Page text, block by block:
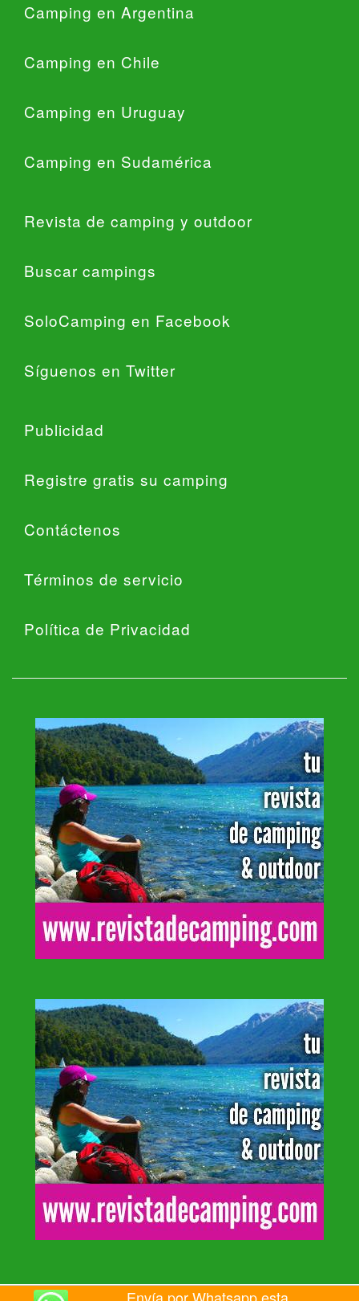
Camping en Argentina
Camping en Chile
Camping en Uruguay
Camping en Sudamérica
Revista de camping y outdoor
Buscar campings
SoloCamping en Facebook
Síguenos en Twitter
Publicidad
Registre gratis su camping
Contáctenos
Términos de servicio
Política de Privacidad